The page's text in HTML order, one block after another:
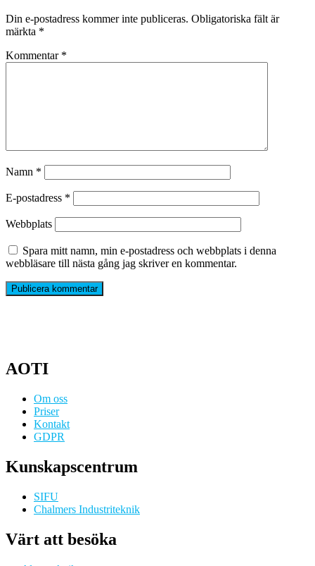
Din e-postadress kommer inte publiceras. Obligatoriska fält är
märkta *
Kommentar *
Namn *
E-postadress *
Webbplats
Spara mitt namn, min e-postadress och webbplats i denna
webbläsare till nästa gång jag skriver en kommentar.
AOTI
Om oss
Priser
Kontakt
GDPR
Kunskapscentrum
SIFU
Chalmers Industriteknik
Värt att besöka